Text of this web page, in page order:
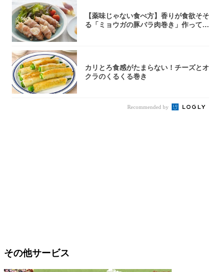
【薬味じゃない食べ方】香りが食欲そそ
る「ミョウガの豚バラ肉巻き」作ってみ
カリとろ食感がたまらない！チーズとオ
クラのくるくる巻き
Recommended by
その他サービス